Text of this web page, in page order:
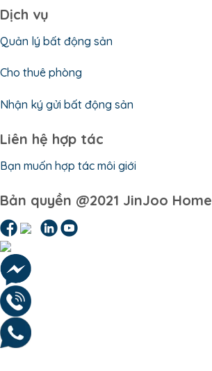
Dịch vụ
Quản lý bất động sản
Cho thuê phòng
Nhận ký gửi bất động sản
Liên hệ hợp tác
Bạn muốn hợp tác môi giới
Bản quyền @2021 JinJoo Home